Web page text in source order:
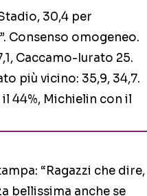
30,4 per
Consenso omogeneo.
Caccamo-Iurato 25.
più vicino: 35,9, 34,7.
44%, Michielin con il
“Ragazzi che dire,
bellissima anche se